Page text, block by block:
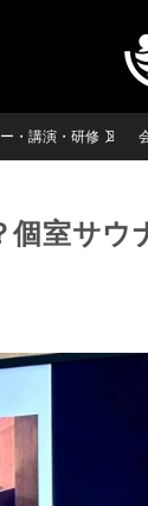
・講演・研修
室サウ